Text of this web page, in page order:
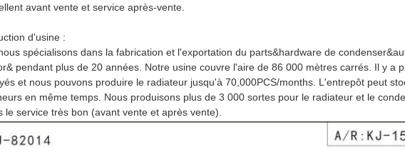
avant vente et service après-vente.
d'usine :
spécialisons dans la fabrication et l'exportation du parts&hardware de
pendant plus de 20 années. Notre usine couvre l'aire de 86 000 mètres carrés. Il y a
et nous pouvons produire le radiateur jusqu'à 70,000PCS/months. L'entrepôt peut
en même temps. Nous produisons plus de 3 000 sortes pour le radiateur et le
le service très bon (avant vente et après vente).